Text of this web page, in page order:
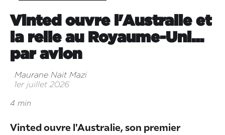
Vinted ouvre l'Australie et
la relie au Royaume-Uni…
par avion
Maurane Nait Mazi
1er juillet 2026
4 min
Vinted ouvre l'Australie, son premier